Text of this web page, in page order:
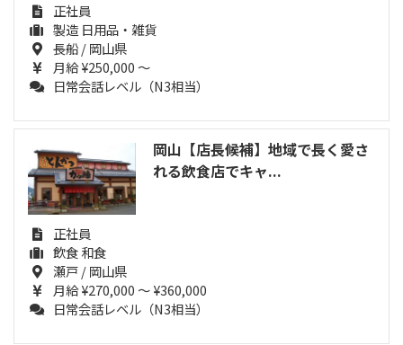
正社員
製造 日用品・雑貨
長船 / 岡山県
月給 ¥250,000 ～
日常会話レベル（N3相当）
岡山【店長候補】地域で長く愛さ
れる飲食店でキャ...
正社員
飲食 和食
瀬戸 / 岡山県
月給 ¥270,000 ～ ¥360,000
日常会話レベル（N3相当）